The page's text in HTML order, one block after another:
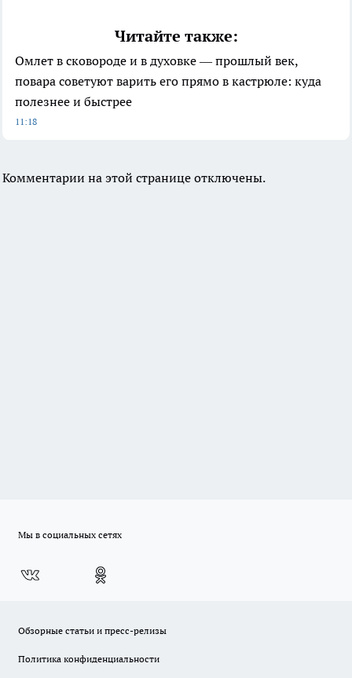
Читайте также:
Омлет в сковороде и в духовке — прошлый век,
повара советуют варить его прямо в кастрюле: куда
полезнее и быстрее
11:18
Комментарии на этой странице отключены.
Мы в социальных сетях
Обзорные статьи и пресс-релизы
Политика конфиденциальности